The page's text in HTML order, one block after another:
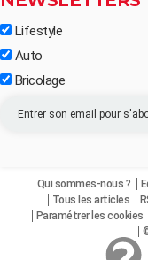
Lifestyle
Auto
Bricolage
Qui sommes-nous ?
Tous les articles
Paramétrer les cookies